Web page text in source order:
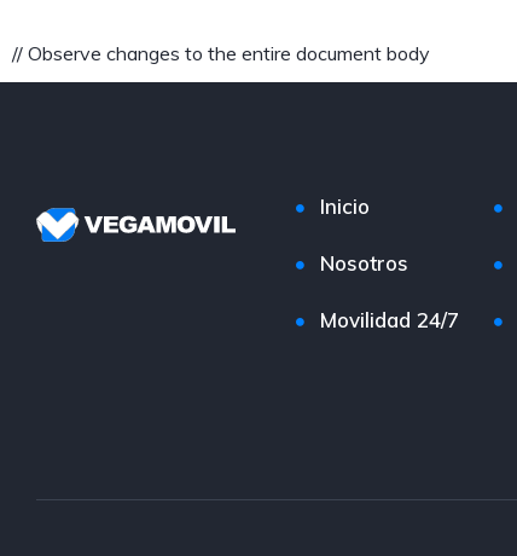
// Observe changes to the entire document body
Inicio
Nosotros
Movilidad 24/7